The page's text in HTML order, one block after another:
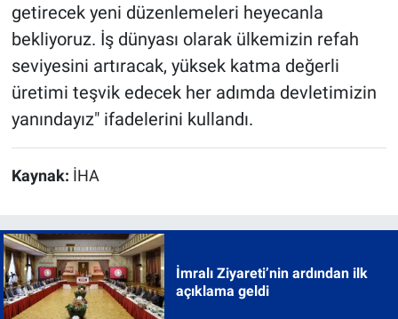
getirecek yeni düzenlemeleri heyecanla
bekliyoruz. İş dünyası olarak ülkemizin refah
seviyesini artıracak, yüksek katma değerli
üretimi teşvik edecek her adımda devletimizin
yanındayız" ifadelerini kullandı.
Kaynak: İHA
İmralı Ziyareti’nin ardından ilk
açıklama geldi